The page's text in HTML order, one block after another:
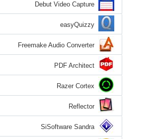
Debut Video Capture
easyQuizzy
Freemake Audio Converter
PDF Architect
Razer Cortex
Reflector
SiSoftware Sandra